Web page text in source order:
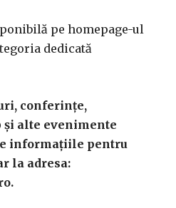
pe homepage-ul
dedicată
conferințe,
alte evenimente
informațiile pentru
la adresa:
.